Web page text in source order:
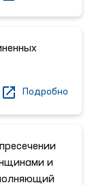
Подробно
и